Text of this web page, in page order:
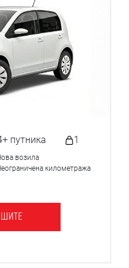
путника 1
возила
километража